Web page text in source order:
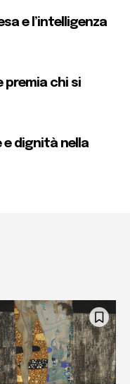
e l’intelligenza
premia chi si
e dignità nella